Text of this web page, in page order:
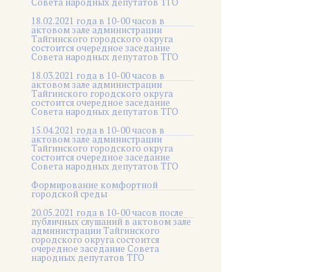
18.02.2021 года в 10-00 часов в
актовом зале администрации
Тайгинского городского округа
состоится очередное заседание
Совета народных депутатов ТГО
18.03.2021 года в 10-00 часов в
актовом зале администрации
Тайгинского городского округа
состоится очередное заседание
Совета народных депутатов ТГО
15.04.2021 года в 10-00 часов в
актовом зале администрации
Тайгинского городского округа
состоится очередное заседание
Совета народных депутатов ТГО
Формирование комфортной
городской среды
20.05.2021 года в 10-00 часов после
публичных слушаний в актовом зале
администрации Тайгинского
городского округа состоится
очередное заседание Совета
народных депутатов ТГО